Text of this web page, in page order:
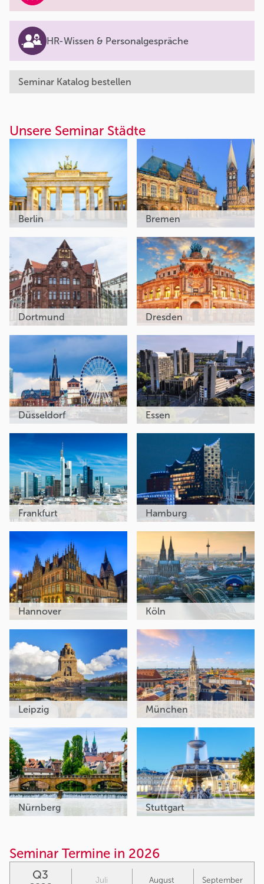
HR-Wissen & Personalgespräche
Seminar Katalog bestellen
Unsere Seminar Städte
Berlin Bremen
Dortmund Dresden
Düsseldorf Essen
Frankfurt Hamburg
Hannover Köln
Leipzig München
Nürnberg Stuttgart
Seminar Termine in 2026
Q3 Juli August September